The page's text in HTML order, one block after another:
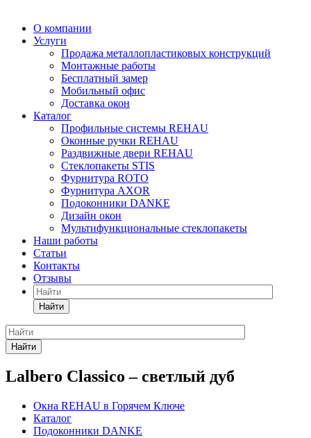
О компании
Услуги
Продажа металлопластиковых конструкций
Монтажные работы
Бесплатный замер
Мобильный офис
Доставка окон
Каталог
Профильные системы REHAU
Оконные ручки REHAU
Раздвижные двери REHAU
Стеклопакеты STIS
Фурнитура ROTO
Фурнитура AXOR
Подоконники DANKE
Дизайн окон
Мультифункциональные стеклопакеты
Наши работы
Статьи
Контакты
Отзывы
Найти
Найти
Lalbero Classico – светлый дуб
Окна REHAU в Горячем Ключе
Каталог
Подоконники DANKE